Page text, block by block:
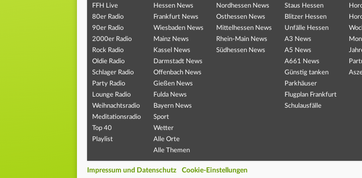
FFH Live
80er Radio
90er Radio
2000er Radio
Rock Radio
Oldie Radio
Schlager Radio
Party Radio
Lounge Radio
Weihnachtsradio
Meditationsradio
Top 40
Playlist
Hessen News
Frankfurt News
Wiesbaden News
Mainz News
Kassel News
Darmstadt News
Offenbach News
Gießen News
Fulda News
Bayern News
Sport
Wetter
Alle Orte
Alle Themen
Nordhessen News
Osthessen News
Mittelhessen News
Rhein-Main News
Südhessen News
Staus Hessen
Blitzer Hessen
Unfälle Hessen
A3 News
A5 News
A661 News
Günstig tanken
Parkhäuser
Flugplan Frankfurt
Schulausfälle
Impressum und Datenschutz Cookie-Einstellungen